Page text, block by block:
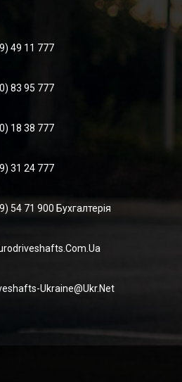
49 11 777
83 95 777
18 38 777
31 24 777
54 71 900 Бухгалтерія
Ukraine@ukr.net